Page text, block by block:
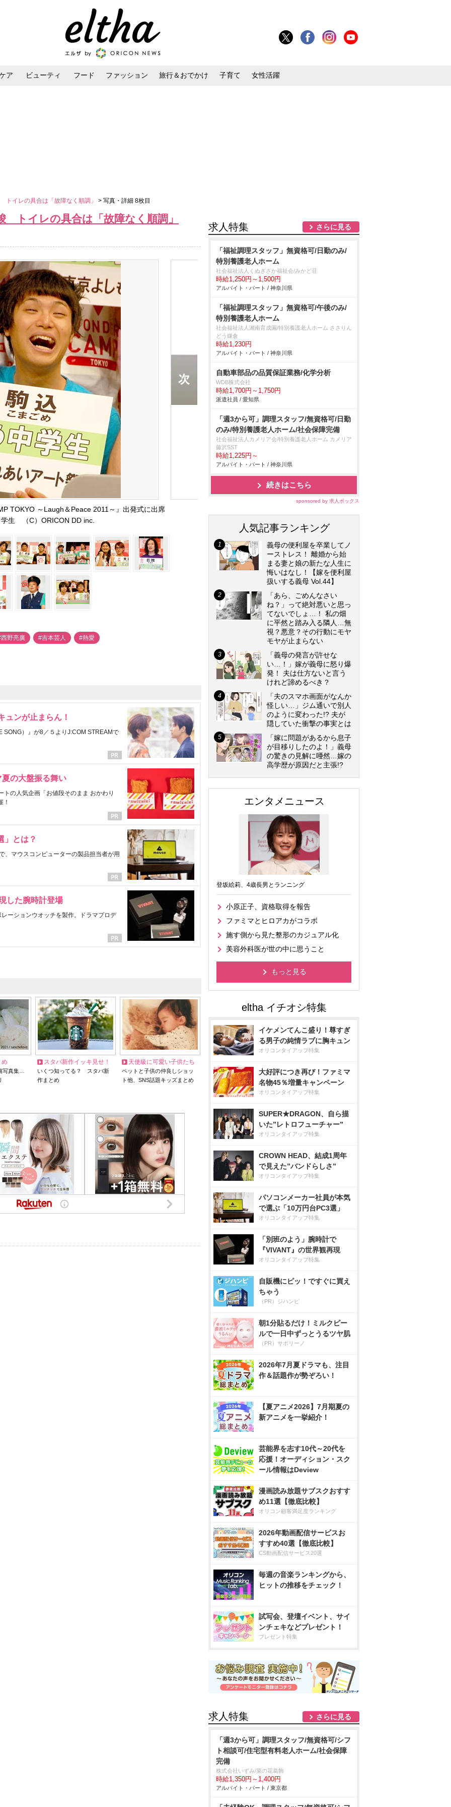
ア ビューティ フード ファッション 旅行＆おでかけ 子育て 女性活躍
イレの具合は「故障なく順調」 > 写真・詳細 8枚目
トイレの具合は「故障なく順調」
TOKYO ～Laugh＆Peace 2011～』出発式に出席
学生 （C）ORICON DD inc.
野亮廣 #吉本芸人 #熱愛
ュンが止まらん！
SONG）』が8／５よりJ:COM STREAMで
の大盤振る舞い
の人気企画「お値段そのまま おかわり
！
」とは？
、マウスコンピューターの製品担当者が用
した腕時計登場
ーションウオッチを製作。ドラマプロデ
め
写真集…
スタバ新作イッキ見せ！
いくつ知ってる？ スタバ新
作まとめ
天使級に可愛い子供たち
ペットと子供の仲良しショッ
ト他、SNS話題キッズまとめ
求人特集 さらに見る
「福祉調理スタッフ」無資格可/日勤のみ/
特別養護老人ホーム
社会福祉法人くぬぎざか福祉会/みかど荘
時給1,250円～1,500円
アルバイト・パート / 神奈川県
「福祉調理スタッフ」無資格可/午後のみ/
特別養護老人ホーム
社会福祉法人湘南育成園/特別養護老人ホーム ささりん
どう鎌倉
時給1,230円
アルバイト・パート / 神奈川県
自動車部品の品質保証業務/化学分析
WDB株式会社
時給1,700円～1,750円
派遣社員 / 愛知県
「週3から可」調理スタッフ/無資格可/日勤
のみ/特別養護老人ホーム/社会保障完備
社会福祉法人カメリア会/特別養護老人ホーム カメリア
藤沢SST
時給1,225円～
アルバイト・パート / 神奈川県
続きはこちら
sponsored by 求人ボックス
人気記事ランキング
義母の便利屋を卒業してノ
ーストレス！ 離婚から始
まる妻と娘の新たな人生に
悔いはなし！【嫁を便利屋
扱いする義母 Vol.44】
「あら、ごめんなさい
ね？」って絶対悪いと思っ
てないでしょ…！ 私の畑
に平然と踏み入る隣人…無
視？悪意？その行動にモヤ
モヤが止まらない
「義母の発言が許せな
い…！」嫁が義母に怒り爆
発！ 夫は仕方ないと言う
けれど諦めるべき？
「夫のスマホ画面がなんか
怪しい…」ジム通いで別人
のように変わった!? 夫が
隠していた衝撃の事実とは
「嫁に問題があるから息子
が目移りしたのよ！」義母
の驚きの見解に唖然…嫁の
高学歴が原因だと主張!?
エンタメニュース
登坂絵莉、4歳長男とランニング
小原正子、資格取得を報告
ファミマとヒロアカがコラボ
施す側から見た整形のカジュアル化
美容外科医が世の中に思うこと
もっと見る
イケメンてんこ盛り！尊すぎ
る男子の純情ラブに胸キュン
オリコンタイアップ特集
大好評につき再び！ファミマ
名物45％増量キャンペーン
オリコンタイアップ特集
SUPER★DRAGON、自ら描
いた”レトロフューチャー”
オリコンタイアップ特集
CROWN HEAD、結成1周年
で見えた”バンドらしさ”
オリコンタイアップ特集
パソコンメーカー社員が本気
で選ぶ「10万円台PC3選」
オリコンタイアップ特集
「別班のよう」腕時計で
『VIVANT』の世界観再現
オリコンタイアップ特集
自販機にピッ！ですぐに買え
ちゃう
（PR）ジハンピ
朝1分貼るだけ！ミルクピー
ルで一日中ずっとうるツヤ肌
（PR）サボリーノ
2026年7月夏ドラマも、注目
作＆話題作が勢ぞろい！
【夏アニメ2026】7月期夏の
新アニメを一挙紹介！
芸能界を志す10代～20代を
応援！オーディション・スク
ール情報はDeview
漫画読み放題サブスクおすす
め11選【徹底比較】
オリコン顧客満足度ランキング
2026年動画配信サービスお
すすめ40選【徹底比較】
CS動画配信サービス20選
毎週の音楽ランキングから、
ヒットの推移をチェック！
試写会、登壇イベント、サイ
ンチェキなどプレゼント！
プレゼント特集
求人特集 さらに見る
「週3から可」調理スタッフ/無資格可/シフ
ト相談可/住宅型有料老人ホーム/社会保障
完備
株式会社いずみ/菜の花葛飾
時給1,350円～1,400円
アルバイト・パート / 東京都